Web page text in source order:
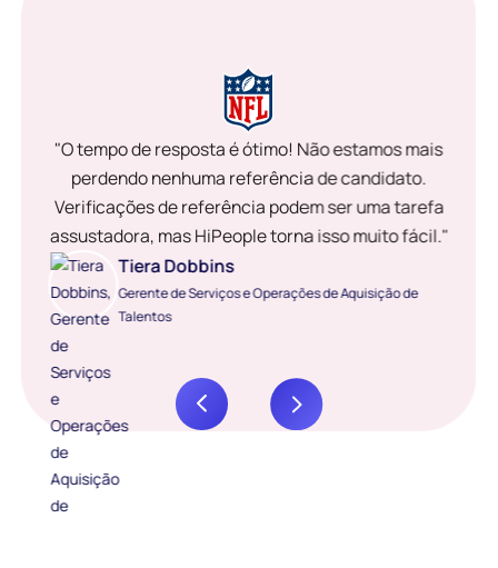
"O tempo de resposta é ótimo! Não estamos mais
perdendo nenhuma referência de candidato.
Verificações de referência podem ser uma tarefa
assustadora, mas HiPeople torna isso muito fácil."
Tiera Dobbins
Gerente de Serviços e Operações de Aquisição de
Talentos